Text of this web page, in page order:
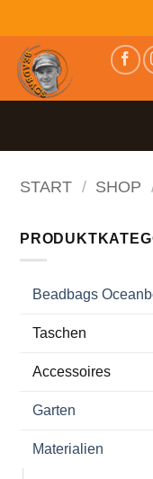
Inhalt
springen
START / SHOP
Beadbags
Taschen
Accessoires
Garten
Materialien